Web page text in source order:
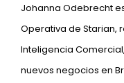
Johanna Odebrecht
Operativa de Starian,
Inteligencia
nuevos negocios en